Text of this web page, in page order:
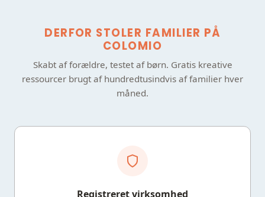
DERFOR STOLER FAMILIER PÅ
COLOMIO
Skabt af forældre, testet af børn. Gratis kreative
ressourcer brugt af hundredtusindvis af familier hver
måned.
Registreret virksomhed